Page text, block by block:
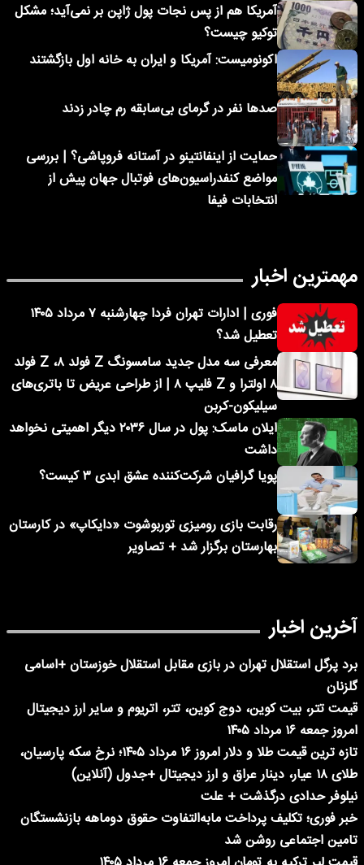
آمریکا هم از پس نجات پول ژاپن بر نمی‌آید؛ مشکل
توکیو چیست؟
اکونومیست: آمریکا و ایران به خانه اول بازگشتند
صدها نفر در گرمای بی‌سابقه رم چادر زدند
حمایت از اینفانتینو در آستانه فروپاشی؟ | بررسی
مواضع کنفدراسیون‌های فوتبال جهان پیش از
انتخابات فیفا
مهمترین اخبار
فوری | ادارات تهران فردا چهارشنبه ۷ مرداد ۱۴۰۵
تعطیل شد؟
معرفی سه مدل جدید سامسونگ Z فولد ۸، Z فولد
۸ اولترا و Z فلیپ ۸ | از طراحی عریض تا باتری‌های
سیلیکون-کربن
ایلان ماسک: پول در سال ۲۰۳۶ دیگر اهمیتی نخواهد
داشت
پویا گرافیان شرکت‌کننده عشق ابدی ۳ کیست؟
رقابت بازی رومیزی توربوشوت «دایکاپ» در کارستان
بهارستان برگزار شد + تصاویر
آخرین اخبار
برد پرگل استقلال تهران در بازی مقابل استقلال خوزستان +اسامی
گلزنان
قیمت تتر، بیت کوین، دوج کوین، تتر، اتریوم و سایر ارز دیجیتال
امروز جمعه ۱۶ مرداد ۱۴۰۵
تازه ترین قیمت طلا و دلار امروز ۱۶ مرداد ۱۴۰۵؛ نرخ سکه پارسیان،
طلای ۱۸ عیار، دینار عراق و ارز دیجیتال +جدول (آنلاین)
نیلوفر حدادی درگذشت + علت
خبر فوری؛ تکلیف پرداخت مابه‌التفاوت حقوق دوماهه بازنشستگان
تامین اجتماعی روشن شد